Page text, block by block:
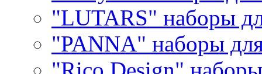
"LUTARS" наборы
"PANNA" наборы